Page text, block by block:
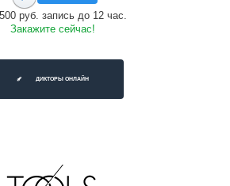
руб. запись до 12 час.
Закажите сейчас!
ДИКТОРЫ ОНЛАЙН